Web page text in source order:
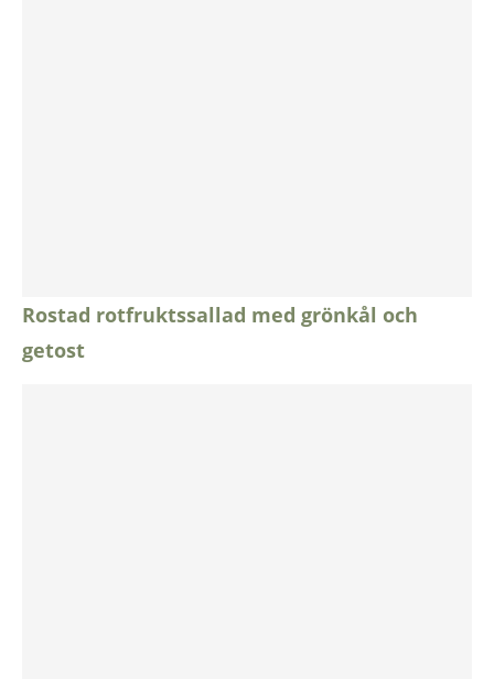
Rostad rotfruktssallad med grönkål och
getost